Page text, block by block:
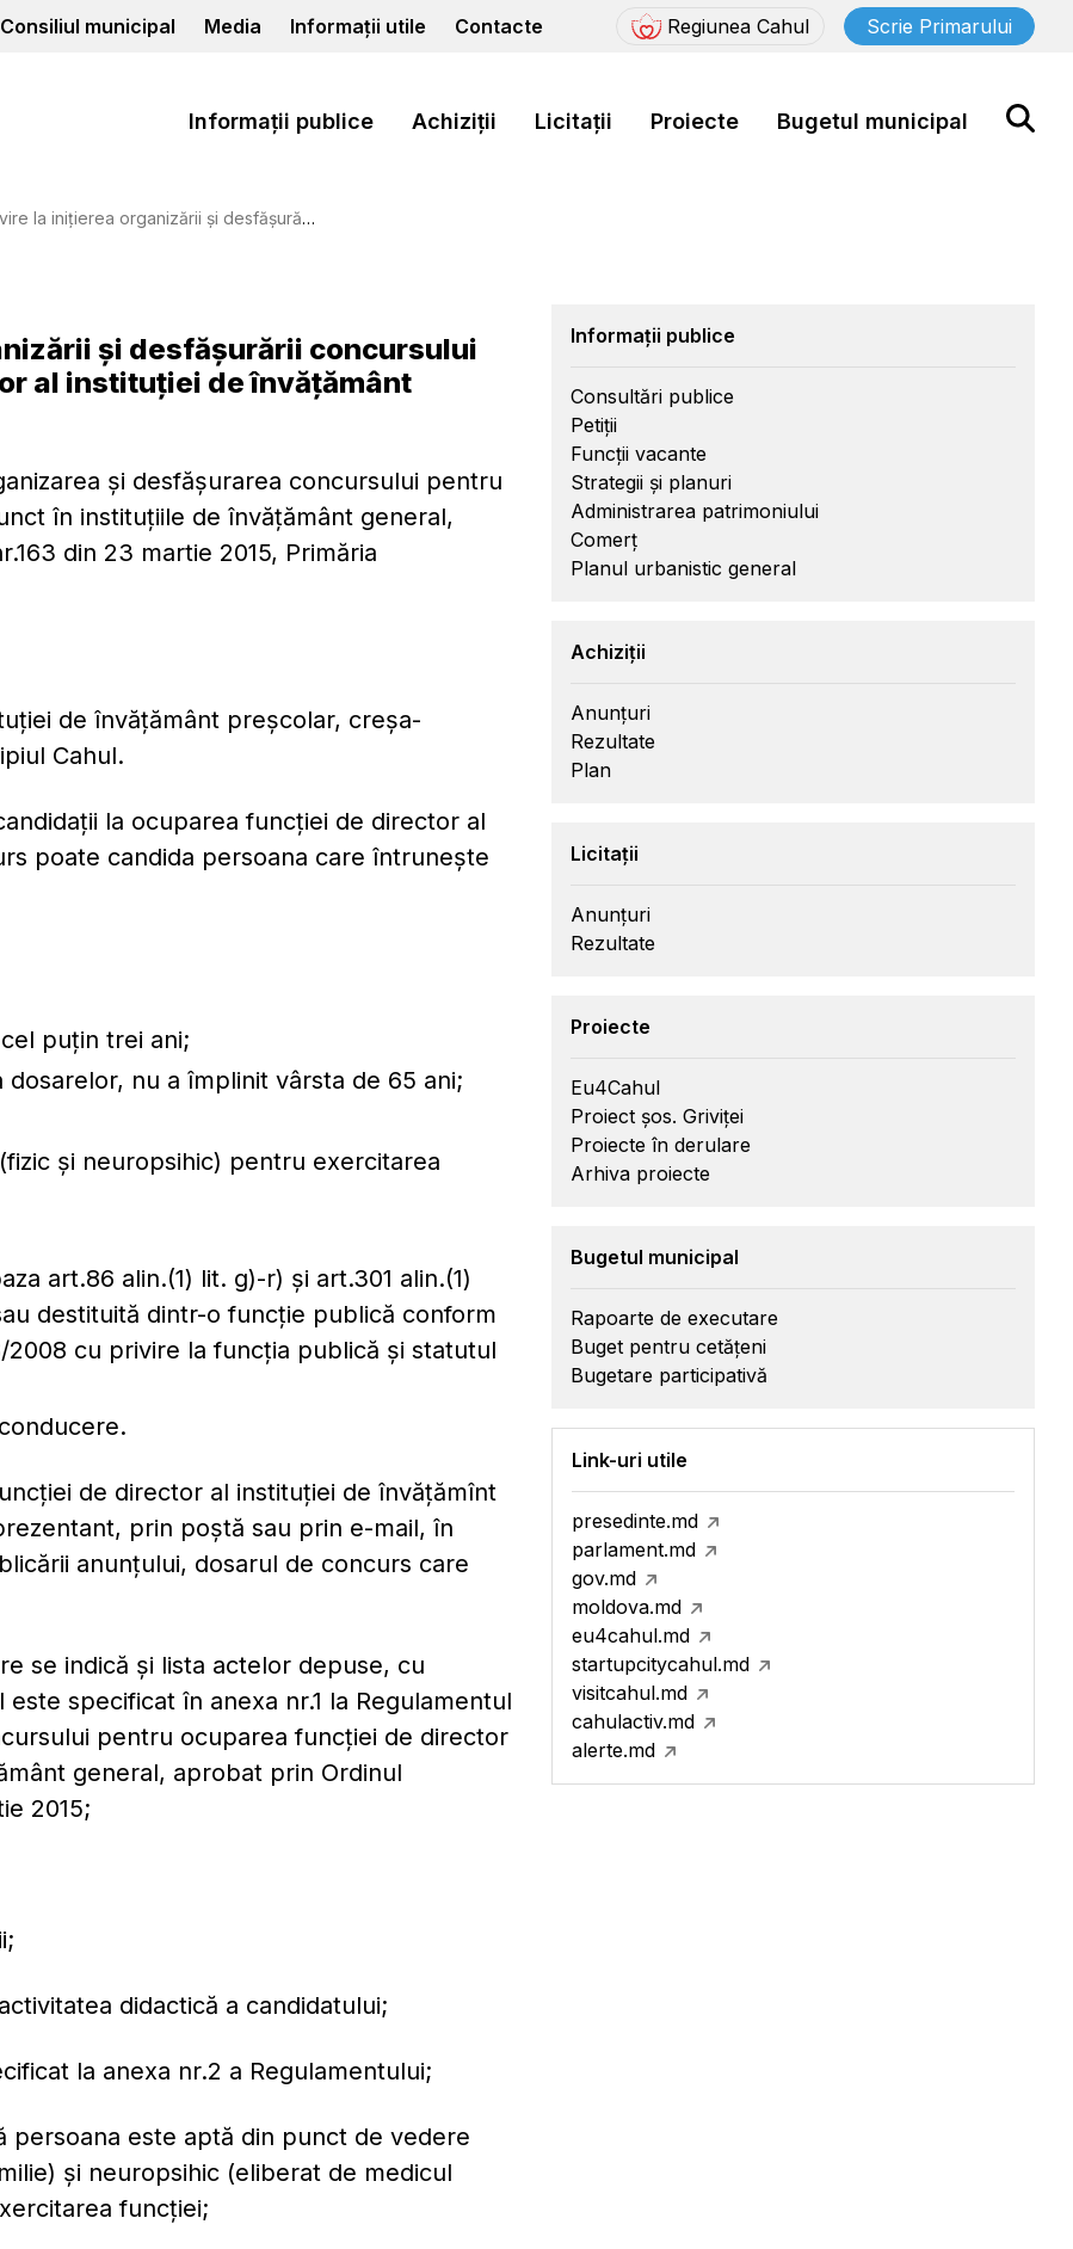
Consiliul municipal Media Informații utile Contacte Regiunea Cahul Scrie Primarului
Informații publice Achiziții Licitații Proiecte Bugetul municipal
concursului privind ocuparea funcției de director al instituției de învățământ preșcolar din municipiul Cahul
și desfăşurării concursului
al instituției de învățământ
și desfășurarea concursului pentru
în instituțiile de învățământ general,
din 23 martie 2015, Primăria
de învățământ preșcolar, creșa-
Cahul.
la ocuparea funcţiei de director al
poate candida persoana care întrunește
puțin trei ani;
nu a împlinit vârsta de 65 ani;
și neuropsihic) pentru exercitarea
art.86 alin.(1) lit. g)-r) şi art.301 alin.(1)
destituită dintr-o funcţie publică conform
2008 cu privire la funcţia publică şi statutul
de director al instituţiei de învăţămînt
prin poştă sau prin e-mail, în
anunţului, dosarul de concurs care
se indică şi lista actelor depuse, cu
specificat în anexa nr.1 la Regulamentul
pentru ocuparea funcției de director
general, aprobat prin Ordinul
2015;
didactică a candidatului;
la anexa nr.2 a Regulamentului;
este aptă din punct de vedere
și neuropsihic (eliberat de medicul
funcției;
Informații publice
Consultări publice
Petiții
Funcții vacante
Strategii și planuri
Administrarea patrimoniului
Comerț
Planul urbanistic general
Achiziții
Anunțuri
Rezultate
Plan
Licitații
Anunțuri
Rezultate
Proiecte
Eu4Cahul
Proiect șos. Griviței
Proiecte în derulare
Arhiva proiecte
Bugetul municipal
Rapoarte de executare
Buget pentru cetățeni
Bugetare participativă
Link-uri utile
presedinte.md
parlament.md
gov.md
moldova.md
eu4cahul.md
startupcitycahul.md
visitcahul.md
cahulactiv.md
alerte.md